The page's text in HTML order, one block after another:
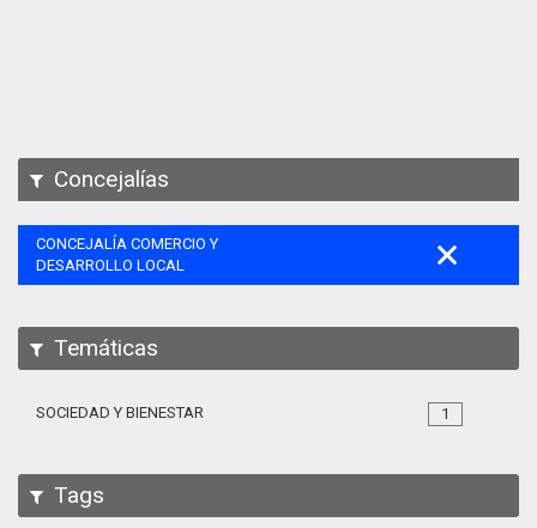
Concejalías
CONCEJALÍA COMERCIO Y
DESARROLLO LOCAL
Temáticas
1
SOCIEDAD Y BIENESTAR
Tags